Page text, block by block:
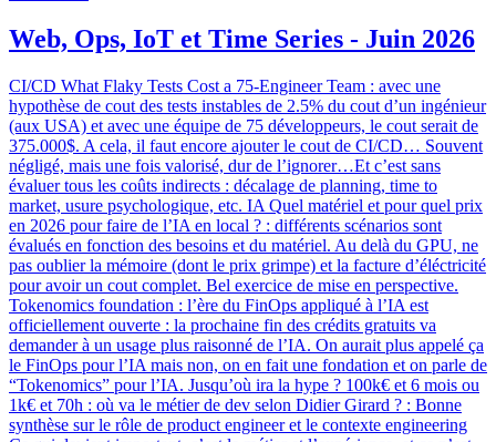
Web, Ops, IoT et Time Series - Juin 2026
CI/CD What Flaky Tests Cost a 75-Engineer Team : avec une
hypothèse de cout des tests instables de 2.5% du cout d’un ingénieur
(aux USA) et avec une équipe de 75 développeurs, le cout serait de
375.000$. A cela, il faut encore ajouter le cout de CI/CD… Souvent
négligé, mais une fois valorisé, dur de l’ignorer…Et c’est sans
évaluer tous les coûts indirects : décalage de planning, time to
market, usure psychologique, etc. IA Quel matériel et pour quel prix
en 2026 pour faire de l’IA en local ? : différents scénarios sont
évalués en fonction des besoins et du matériel. Au delà du GPU, ne
pas oublier la mémoire (dont le prix grimpe) et la facture d’éléctricité
pour avoir un cout complet. Bel exercice de mise en perspective.
Tokenomics foundation : l’ère du FinOps appliqué à l’IA est
officiellement ouverte : la prochaine fin des crédits gratuits va
demander à un usage plus raisonné de l’IA. On aurait plus appelé ça
le FinOps pour l’IA mais non, on en fait une fondation et on parle de
“Tokenomics” pour l’IA. Jusqu’où ira la hype ? 100k€ et 6 mois ou
1k€ et 70h : où va le métier de dev selon Didier Girard ? : Bonne
synthèse sur le rôle de product engineer et le contexte engineering